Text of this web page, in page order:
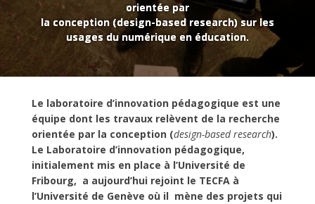
orientée par
la conception (design-based research) sur les
usages du numérique en éducation.
Le laboratoire d’innovation pédagogique est une
équipe dont les travaux relèvent de la recherche
orientée par la conception (design-based research).
Le Laboratoire d’innovation pédagogique,
initialement mis en place à l’Université de
Fribourg, a aujourd’hui rejoint le TECFA à
l’Université de Genève où il mène des projets qui